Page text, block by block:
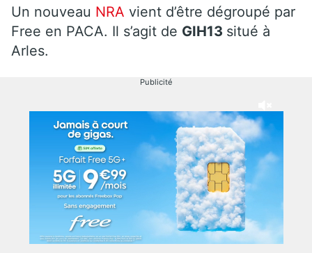
Un nouveau NRA vient d’être dégroupé par
Free en PACA. Il s’agit de GIH13 situé à
Arles.
Publicité